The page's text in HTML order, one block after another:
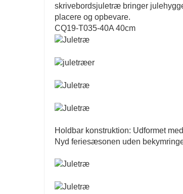
skrivebordsjuletræ bringer
placere og opbevare.
CQ19-T035-40A 40cm
Holdbar konstruktion: Udformet
Nyd feriesæsonen uden